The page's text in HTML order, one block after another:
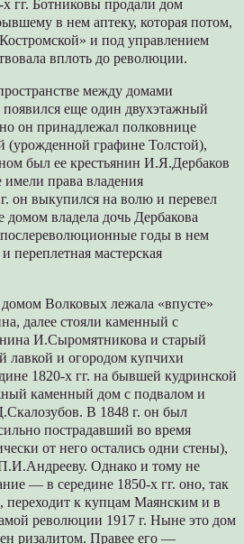
гг. Ботниковы продали дом
в нем аптеку, которая потом,
и под управлением
вплоть до революции.
между домами
еще один двухэтажный
он принадлежал полковнице
графине Толстой),
был ее крестьянин И.Я.Дербаков
права владения
он выкупился на волю и перевел
домом владела дочь Дербакова
годы в нем
переплетная мастерская
Волковых лежала «впусте»
далее стояли каменный с
И.Сыромятникова и старый
лавкой и огородом купчихи
1820-х гг. на бывшей кудринской
каменный дом с подвалом и
В 1848 г. он был
пострадавший во время
от него остались одни стены),
Однако и тому не
— в середине 1850-х гг. оно, так
переходит к купцам Маянским и в
революции 1917 г. Ныне это дом
ризалитом. Правее его —